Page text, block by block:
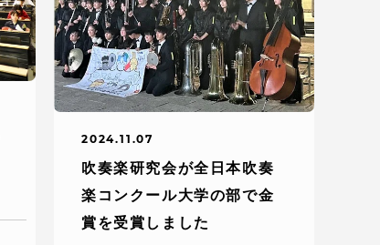
2024.11.07
吹奏楽研究会が全日本吹奏
楽コンクール大学の部で金
賞を受賞しました
情報の公表
本学教職員向け情報